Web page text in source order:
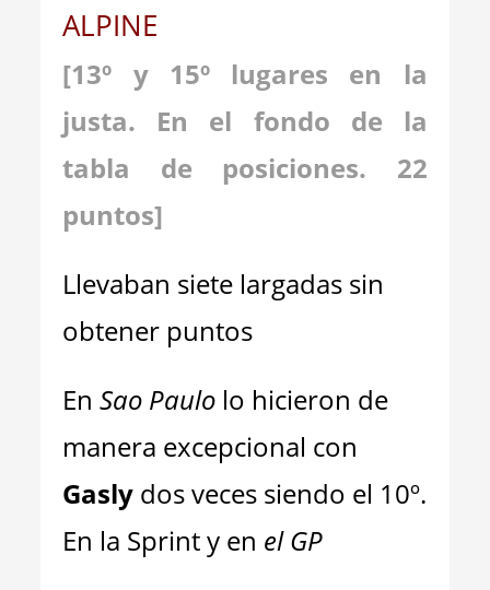
ALPINE
[13º y 15º lugares en la
justa. En el fondo de la
tabla de posiciones. 22
puntos]
Llevaban siete largadas sin
obtener puntos
EnSao Paulo lo hicieron de
manera excepcional con
Gasly dos veces siendo el 10º.
En la Sprint y en el GP